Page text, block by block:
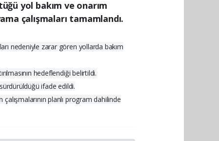
yol bakım ve onarım
çalışmaları tamamlandı.
nedeniyle zarar gören yollarda bakım
hedeflendiği belirtildi.
ifade edildi.
planlı program dahilinde